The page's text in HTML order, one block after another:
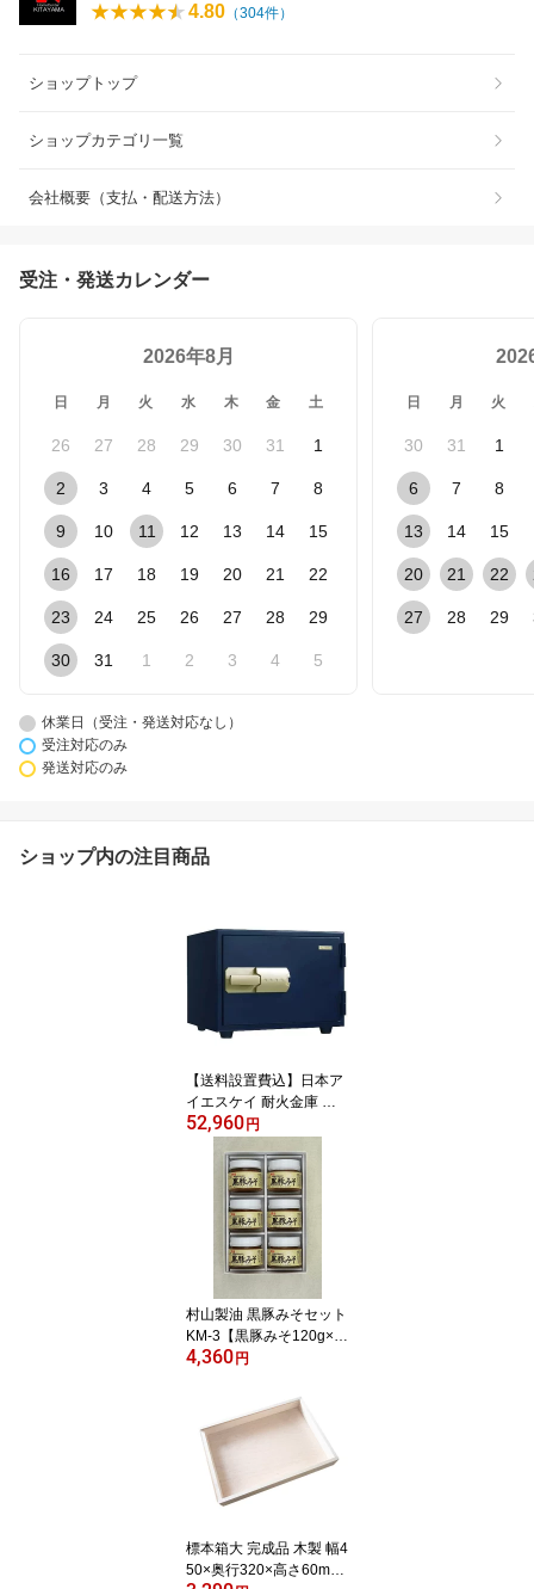
4.80 （304件）
ショップトップ
ショップカテゴリ一覧
会社概要（支払・配送方法）
受注・発送カレンダー
2026年8月
日 月 火 水 木 金 土
26 27 28 29 30 31 1
2 3 4 5 6 7 8
9 10 11 12 13 14 15
16 17 18 19 20 21 22
23 24 25 26 27 28 29
30 31 1 2 3 4 5
日 月 火
30 31 1
6 7 8
13 14 15
20 21 22
27 28 29
休業日（受注・発送対応なし）
受注対応のみ
発送対応のみ
ショップ内の注目商品
【送料設置費込】日本ア
イエスケイ 耐火金庫 特
殊マグネットロック式 ネ
の日本製 1時間耐火 家庭
用金庫 業務用金庫 特殊
マグネットキー スタイリ
ッシュ 4952417118907
52,960円
村山製油 黒豚みそセット
KM-3【黒豚みそ120g×
4、黒豚みそピリ辛120g
そ 特産品 お土産 麦みそ
ご飯のお供 ギフト プレ
ゼント 鹿児島
4,360円
標本箱大 完成品 木製 幅4
50×奥行320×高さ60mm